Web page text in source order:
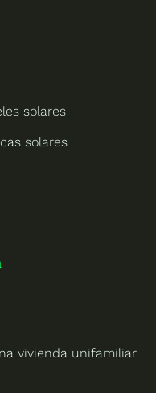
solares
solares
vivienda unifamiliar